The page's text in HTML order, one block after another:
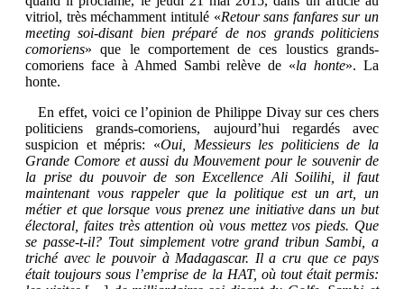
vitriol, très méchamment intitulé «Retour sans fanfares sur un
meeting soi-disant bien préparé de nos grands politiciens
comoriens» que le comportement de ces loustics grands-
comoriens face à Ahmed Sambi relève de «la honte». La
honte.
En effet, voici ce l’opinion de Philippe Divay sur ces chers
politiciens grands-comoriens, aujourd’hui regardés avec
suspicion et mépris: «Oui, Messieurs les politiciens de la
Grande Comore et aussi du Mouvement pour le souvenir de
la prise du pouvoir de son Excellence Ali Soilihi, il faut
maintenant vous rappeler que la politique est un art, un
métier et que lorsque vous prenez une initiative dans un but
électoral, faites très attention où vous mettez vos pieds. Que
se passe-t-il? Tout simplement votre grand tribun Sambi, a
triché avec le pouvoir à Madagascar. Il a cru que ce pays
était toujours sous l’emprise de la HAT, où tout était permis: